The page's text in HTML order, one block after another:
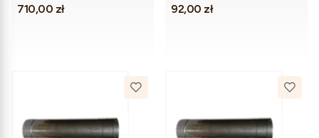
Cena
710,00 zł Cena
92,00 zł